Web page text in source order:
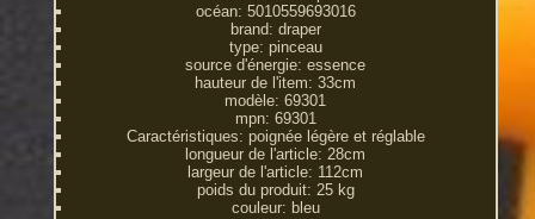
océan: 5010559693016
brand: draper
type: pinceau
source d'énergie: essence
hauteur de l'item: 33cm
modèle: 69301
mpn: 69301
Caractéristiques: poignée légère et réglable
longueur de l'article: 28cm
largeur de l'article: 112cm
poids du produit: 25 kg
couleur: bleu